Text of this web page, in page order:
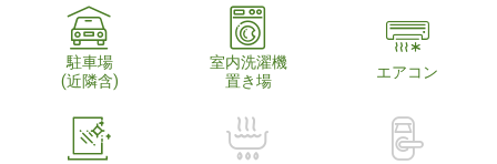
駐車場
(近隣含)
室内洗濯機
置き場
エアコン